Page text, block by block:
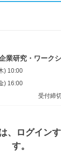
業研究・ワーク
) 10:00
) 16:00
受付締
、ログイン
す。